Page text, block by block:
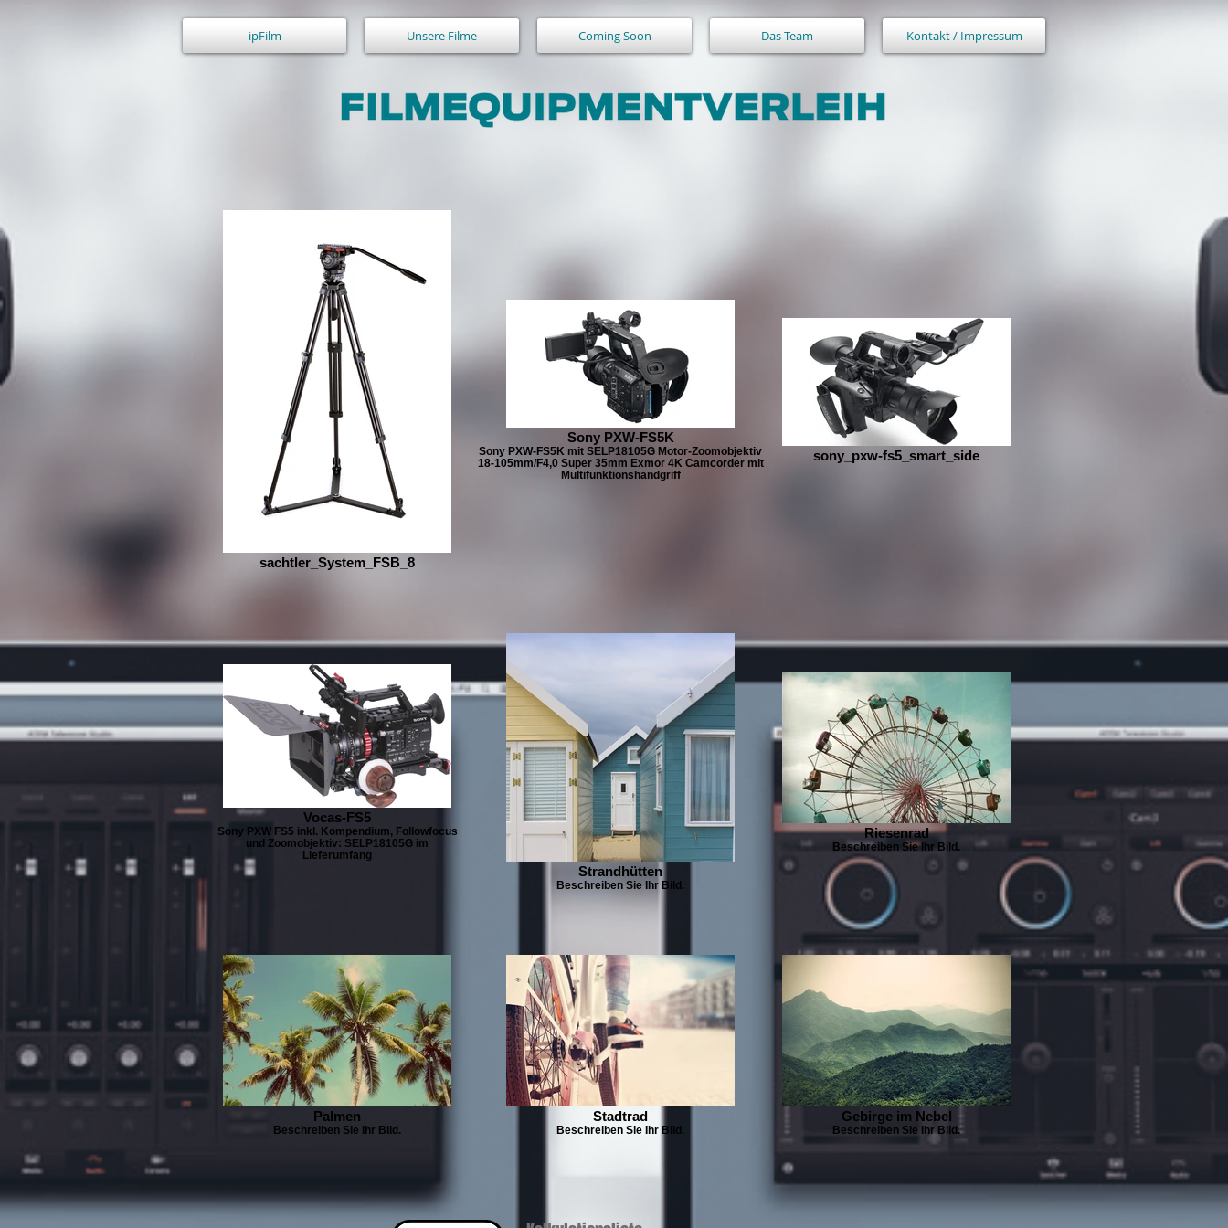
ipFilm Unsere Filme Coming Soon Das Team Kontakt / Impressum
sachtler_System_FSB_8
Sony PXW-FS5K
Sony PXW-FS5K mit SELP18105G Motor-Zoomobjektiv
18-105mm/F4,0 Super 35mm Exmor 4K Camcorder mit
Multifunktionshandgriff
sony_pxw-fs5_smart_side
Vocas-FS5
Sony PXW FS5 inkl. Kompendium, Followfocus
und Zoomobjektiv: SELP18105G im
Lieferumfang
Strandhütten
Beschreiben Sie Ihr Bild.
Riesenrad
Beschreiben Sie Ihr Bild.
Palmen
Beschreiben Sie Ihr Bild.
Stadtrad
Beschreiben Sie Ihr Bild.
Gebirge im Nebel
Beschreiben Sie Ihr Bild.